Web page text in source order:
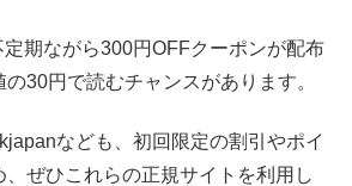
期ながら300円OFFクーポンが配布
30円で読むチャンスがあります。
なども、初回限定の割引やポイ
、ぜひこれらの正規サイトを利用し